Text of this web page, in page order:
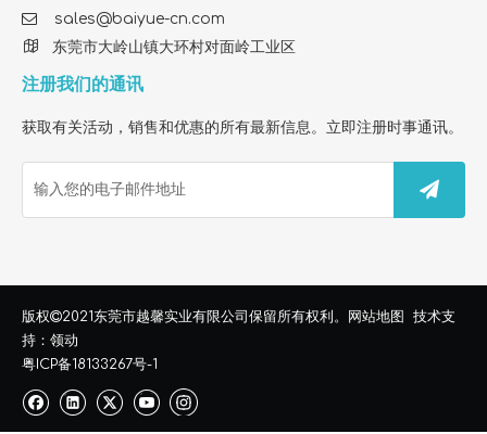
 sales@baiyue-cn.com
 东莞市大岭山镇大环村对面岭工业区
注册我们的通讯
获取有关活动，销售和优惠的所有最新信息。立即注册时事通讯。
版权2021东莞市越馨实业有限公司 保留所有权利。 网站地图
技术支
持： 领动
粤ICP备18133267号-1